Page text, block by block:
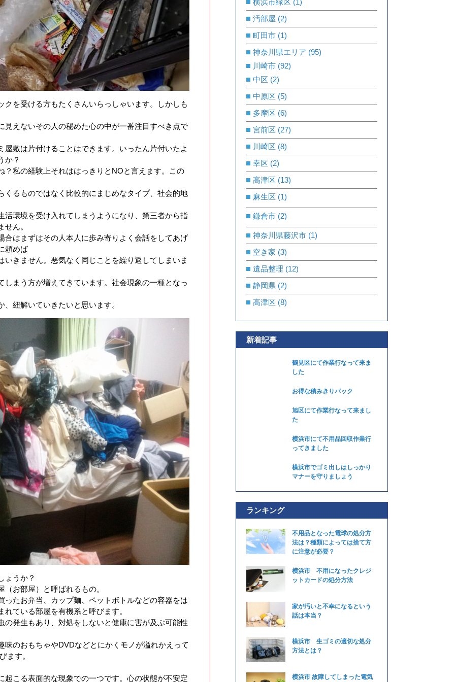
を受ける方もたくさんいらっしゃいます。しかしも
見えないその人の秘めた心の中が一番注目すべき点で
敷は片付けることはできます。いったん片付いたよ
か？
？私の経験上それははっきりとNOと言えます。この
くるものではなく比較的にまじめなタイプ、社会的地
活環境を受け入れてしまうようになり、第三者から指
ん。
合はまずはその人本人に歩み寄りよく会話をしてあげ
頼めば
きません。悪気なく同じことを繰り返してしまいま
まう方が増えてきています。社会現象の一種となっ
紐解いていきたいと思います。
ょうか？
お部屋）と呼ばれるもの。
ったお弁当、カップ麺、ペットボトルなどの容器をは
ている部屋を有機系と呼びます。
あり、対処をしないと健康に害が及ぶ可能性
のおもちゃやDVDなどとにかくモノが溢れかえって
ます。
起こる表面的な現象での一つです。心の状態が不安定
横浜市緑区 (1)
汚部屋 (2)
町田市 (1)
神奈川県エリア (95)
川崎市 (92)
中区 (2)
中原区 (5)
多摩区 (6)
宮前区 (27)
川崎区 (8)
幸区 (2)
高津区 (13)
麻生区 (1)
鎌倉市 (2)
神奈川県藤沢市 (1)
空き家 (3)
遺品整理 (12)
静岡県 (2)
高津区 (8)
新着記事
鶴見区にて作業行なって来ま
した
お得な積みきりパック
旭区にて作業行なって来まし
た
横浜市にて不用品回収作業行
ってきました
横浜市でゴミ出しはしっかり
マナーを守りましょう
ランキング
不用品となった電球の処分方
法は？種類によっては捨て方
に注意が必要？
横浜市 不用になったクレジ
ットカードの処分方法
家が汚いと不幸になるという
話は本当？
横浜市 生ゴミの適切な処分
方法とは？
横浜市 故障してしまった電気